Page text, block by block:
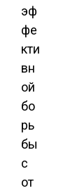
эф
фе
кти
вн
ой
бо
рь
бы
с
от